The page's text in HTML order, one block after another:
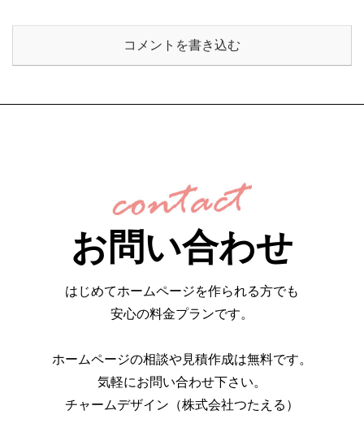
コメントを書き込む
お問い合わせ
はじめてホームページを作られる方でも
安心の料金プランです。
ホームページの相談や見積作成は無料です。
気軽にお問い合わせ下さい。
チャームデザイン（株式会社つたえる）